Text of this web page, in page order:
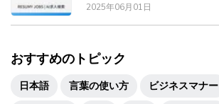
2025年06月01日
おすすめのトピック
日本語 言葉の使い方 ビジネスマナー